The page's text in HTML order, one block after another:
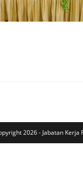
2026 - Jabatan